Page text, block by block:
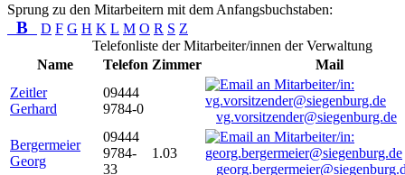
Sprung zu den Mitarbeitern mit dem Anfangsbuchstaben:
B D F G H K L M O R S Z
Telefonliste der Mitarbeiter/innen der Verwaltung
Name
Telefon Zimmer
Mail
Zeitler
Gerhard
09444
9784-0
vg.vorsitzender@siegenburg.de
Bergermeier
Georg
09444
9784-
33
1.03